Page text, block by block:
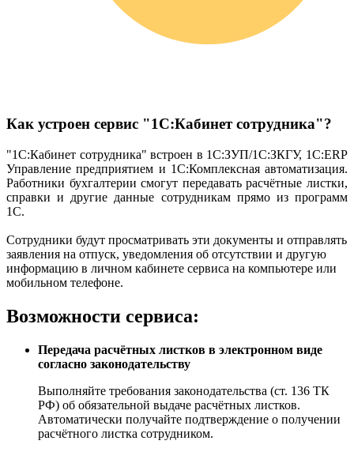
Как устроен сервис "1С:Кабинет сотрудника"?
"1С:Кабинет сотрудника" встроен в 1С:ЗУП/1С:ЗКГУ, 1С:ERP
Управление предприятием и 1С:Комплексная автоматизация.
Работники бухгалтерии смогут передавать расчётные листки,
справки и другие данные сотрудникам прямо из программ
1С.
Сотрудники будут просматривать эти документы и отправлять
заявления на отпуск, уведомления об отсутствии и другую
информацию в личном кабинете сервиса на компьютере или
мобильном телефоне.
Возможности сервиса:
Передача расчётных листков в электронном виде
согласно законодательству
Выполняйте требования законодательства (ст. 136 ТК
РФ) об обязательной выдаче расчётных листков.
Автоматически получайте подтверждение о получении
расчётного листка сотрудником.